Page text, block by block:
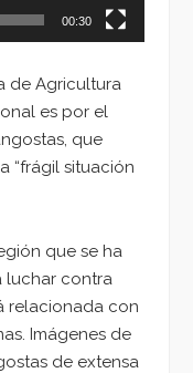
00:30
de Agricultura
es por el
que
“frágil situación
que se ha
luchar contra
relacionada con
Imágenes de
de extensa